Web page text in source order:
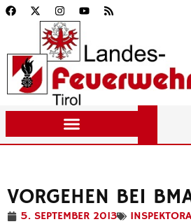
VORGEHEN BEI
5. SEPTEMBER 2013